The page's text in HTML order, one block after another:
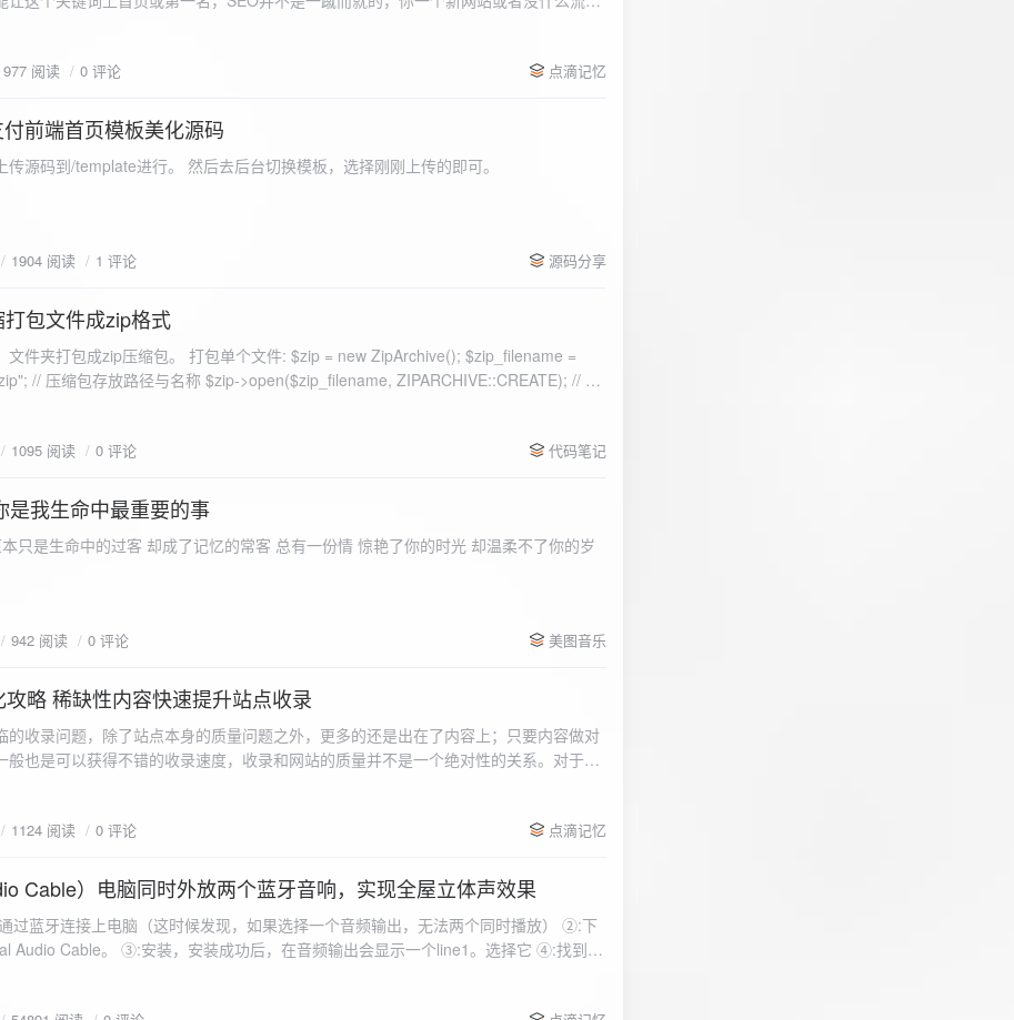
977 阅读 0 评论 点滴记忆
前端首页模板美化源码
传源码到/template进行。 然后去后台切换模板，选择刚刚上传的即可。
1904 阅读 1 评论 源码分享
包文件成zip格式
文件夹打包成zip压缩包。 打包单个文件: $zip = new ZipArchive(); $zip_filename =
名称 $zip->open($zip_filename, ZIPARCHIVE::CREATE); // 打
logon2.png),也就是原文件所在的路径 $zip-
//打开压缩包 //遍历文件 foreach($fileList as
文件夹）: <?php /** * @param $path 文件夹路径 * @param $zip zip 对象 */ function
{ // 如果读取的某个对象是文件夹，则递
1095 阅读 0 评论 代码笔记
是我生命中最重要的事
只是生命中的过客 却成了记忆的常客 总有一份情 惊艳了你的时光 却温柔不了你的岁
942 阅读 0 评论 美图音乐
略 稀缺性内容快速提升站点收录
的收录问题，除了站点本身的质量问题之外，更多的还是出在了内容上；只要内容做对
般也是可以获得不错的收录速度，收录和网站的质量并不是一个绝对性的关系。对于质
1124 阅读 0 评论 点滴记忆
Cable）电脑同时外放两个蓝牙音响，实现全屋立体声效果
过蓝牙连接上电脑（这时候发现，如果选择一个音频输出，无法两个同时播放） ②:下
Cable。 ③:安装，安装成功后，在音频输出会显示一个line1。选择它 ④:找到安